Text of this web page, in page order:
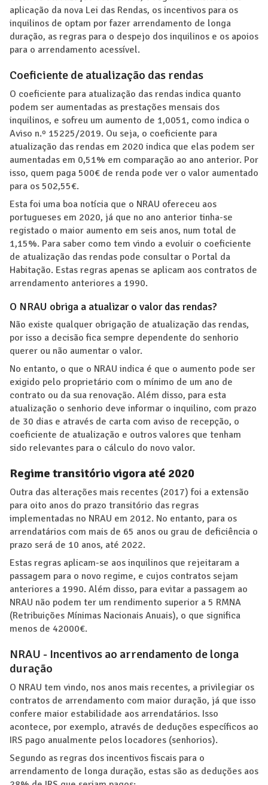
aplicação da nova Lei das Rendas, os incentivos para os
inquilinos de optam por fazer arrendamento de longa
duração, as regras para o despejo dos inquilinos e os apoios
para o arrendamento acessível.
Coeficiente de atualização das rendas
O coeficiente para atualização das rendas indica quanto
podem ser aumentadas as prestações mensais dos
inquilinos, e sofreu um aumento de 1,0051, como indica o
Aviso n.º 15225/2019. Ou seja, o coeficiente para
atualização das rendas em 2020 indica que elas podem ser
aumentadas em 0,51% em comparação ao ano anterior. Por
isso, quem paga 500€ de renda pode ver o valor aumentado
para os 502,55€.
Esta foi uma boa notícia que o NRAU ofereceu aos
portugueses em 2020, já que no ano anterior tinha-se
registado o maior aumento em seis anos, num total de
1,15%. Para saber como tem vindo a evoluir o coeficiente
de atualização das rendas pode consultar o Portal da
Habitação. Estas regras apenas se aplicam aos contratos de
arrendamento anteriores a 1990.
O NRAU obriga a atualizar o valor das rendas?
Não existe qualquer obrigação de atualização das rendas,
por isso a decisão fica sempre dependente do senhorio
querer ou não aumentar o valor.
No entanto, o que o NRAU indica é que o aumento pode ser
exigido pelo proprietário com o mínimo de um ano de
contrato ou da sua renovação. Além disso, para esta
atualização o senhorio deve informar o inquilino, com prazo
de 30 dias e através de carta com aviso de recepção, o
coeficiente de atualização e outros valores que tenham
sido relevantes para o cálculo do novo valor.
Regime transitório vigora até 2020
Outra das alterações mais recentes (2017) foi a extensão
para oito anos do prazo transitório das regras
implementadas no NRAU em 2012. No entanto, para os
arrendatários com mais de 65 anos ou grau de deficiência o
prazo será de 10 anos, até 2022.
Estas regras aplicam-se aos inquilinos que rejeitaram a
passagem para o novo regime, e cujos contratos sejam
anteriores a 1990. Além disso, para evitar a passagem ao
NRAU não podem ter um rendimento superior a 5 RMNA
(Retribuições Mínimas Nacionais Anuais), o que significa
menos de 42000€.
NRAU - Incentivos ao arrendamento de longa
duração
O NRAU tem vindo, nos anos mais recentes, a privilegiar os
contratos de arrendamento com maior duração, já que isso
confere maior estabilidade aos arrendatários. Isso
acontece, por exemplo, através de deduções específicos ao
IRS pago anualmente pelos locadores (senhorios).
Segundo as regras dos incentivos fiscais para o
arrendamento de longa duração, estas são as deduções aos